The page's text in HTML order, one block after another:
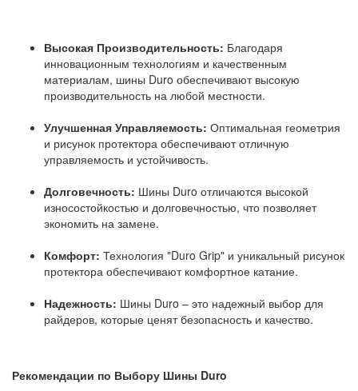
Высокая Производительность: Благодаря
инновационным технологиям и качественным
материалам, шины Duro обеспечивают высокую
производительность на любой местности.
Улучшенная Управляемость: Оптимальная геометрия
и рисунок протектора обеспечивают отличную
управляемость и устойчивость.
Долговечность: Шины Duro отличаются высокой
износостойкостью и долговечностью, что позволяет
экономить на замене.
Комфорт: Технология "Duro Grip" и уникальный рисунок
протектора обеспечивают комфортное катание.
Надежность: Шины Duro – это надежный выбор для
райдеров, которые ценят безопасность и качество.
Рекомендации по Выбору Шины Duro